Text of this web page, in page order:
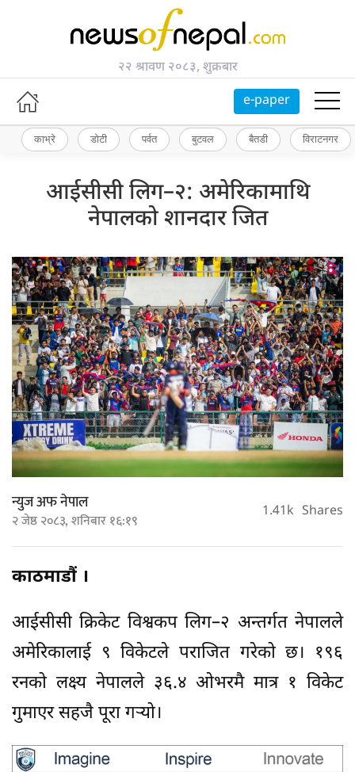
२२ श्रावण २०८३, शुक्रबार
e-paper
काभ्रे डोटी पर्वत बुटवल बैतडी विराटनगर
आईसीसी लिग–२: अमेरिकामाथि
नेपालको शानदार जित
न्युज अफ नेपाल
२ जेष्ठ २०८३, शनिबार १६:१९ 1.41k Shares
काठमाडौं ।
आईसीसी क्रिकेट विश्वकप लिग–२ अन्तर्गत नेपालले
अमेरिकालाई ९ विकेटले पराजित गरेको छ। १९६
रनको लक्ष्य नेपालले ३६.४ ओभरमै मात्र १ विकेट
गुमाएर सहजै पूरा गर्‍यो।